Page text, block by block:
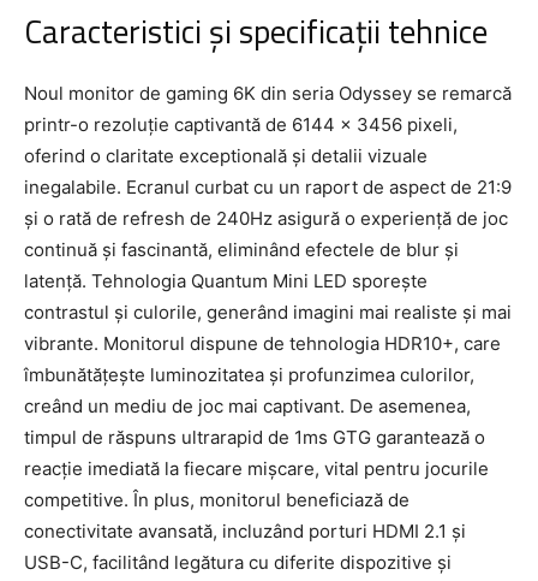
Caracteristici și specificații tehnice
Noul monitor de gaming 6K din seria Odyssey se remarcă
printr-o rezoluție captivantă de 6144 x 3456 pixeli,
oferind o claritate exceptională și detalii vizuale
inegalabile. Ecranul curbat cu un raport de aspect de 21:9
și o rată de refresh de 240Hz asigură o experiență de joc
continuă și fascinantă, eliminând efectele de blur și
latență. Tehnologia Quantum Mini LED sporește
contrastul și culorile, generând imagini mai realiste și mai
vibrante. Monitorul dispune de tehnologia HDR10+, care
îmbunătățește luminozitatea și profunzimea culorilor,
creând un mediu de joc mai captivant. De asemenea,
timpul de răspuns ultrarapid de 1ms GTG garantează o
reacție imediată la fiecare mișcare, vital pentru jocurile
competitive. În plus, monitorul beneficiază de
conectivitate avansată, incluzând porturi HDMI 2.1 și
USB-C, facilitând legătura cu diferite dispozitive și